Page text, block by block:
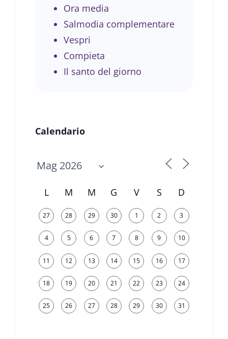
Ora media
Salmodia complementare
Vespri
Compieta
Il santo del giorno
Calendario
L M M G V S D
27 28 29 30 1 2 3
4 5 6 7 8 9 10
11 12 13 14 15 16 17
18 19 20 21 22 23 24
25 26 27 28 29 30 31